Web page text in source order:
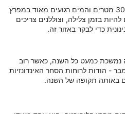
ראות המים מגיעה בדרך כלל עד 30 מטרים והמים רגועים מאוד במפרץ
בזמן צלילה, וצוללנים צריכים
כדי לבקר באזור זה.
נמשכת כמעט כל השנה, כאשר רוב
- הודות לרוחות הסחר האינדונזיות
באותה תקופה של השנה.